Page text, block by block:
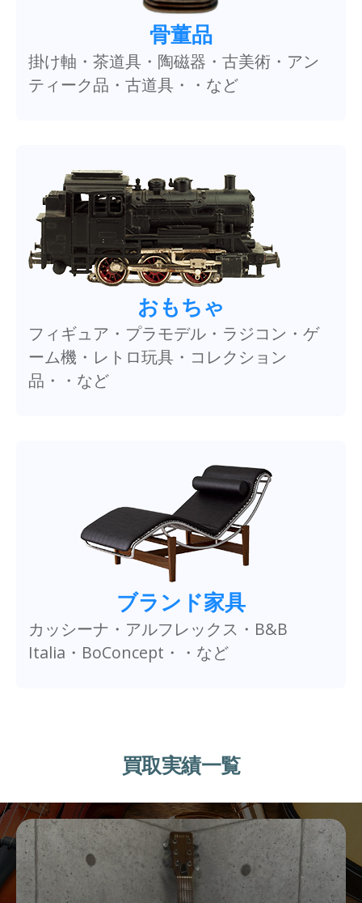
骨董品
掛け軸・茶道具・陶磁器・古美術・アン
ティーク品・古道具・・など
おもちゃ
フィギュア・プラモデル・ラジコン・ゲ
ーム機・レトロ玩具・コレクション
品・・など
ブランド家具
カッシーナ・アルフレックス・B&B
Italia・BoConcept・・など
買取実績一覧